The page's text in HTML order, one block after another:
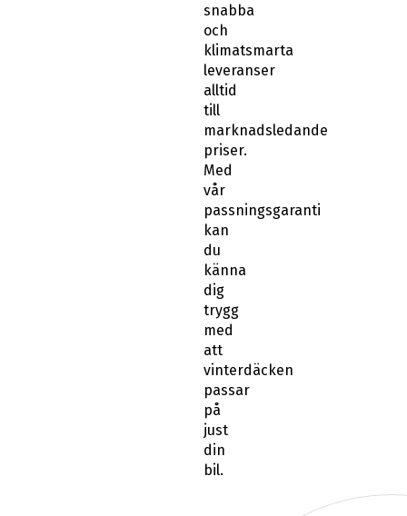
snabba
och
klimatsmarta
leveranser
alltid
till
marknadsledande
priser.
Med
vår
passningsgaranti
kan
du
känna
dig
trygg
med
att
vinterdäcken
passar
på
just
din
bil.